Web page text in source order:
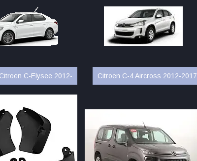
Citroen C-Elysee 2012- Citroen C-4 Aircross 2012-2017